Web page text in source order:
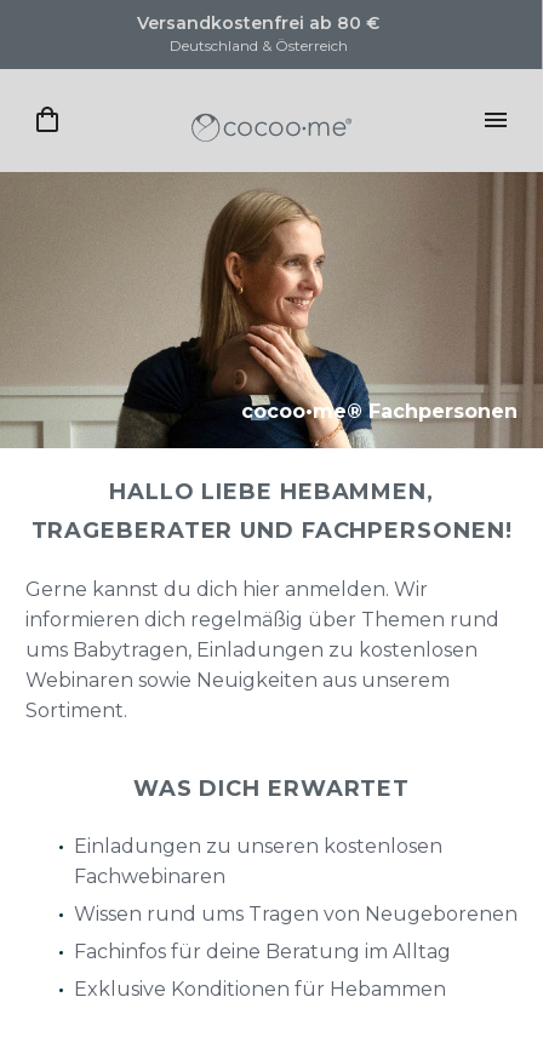
Versandkostenfrei ab 80 €
Deutschland & Österreich
cocoo•me® Fachpersonen
HALLO LIEBE HEBAMMEN,
TRAGEBERATER UND FACHPERSONEN!
Gerne kannst du dich hier anmelden. Wir
informieren dich regelmäßig über Themen rund
ums Babytragen, Einladungen zu kostenlosen
Webinaren sowie Neuigkeiten aus unserem
Sortiment.
WAS DICH ERWARTET
Einladungen zu unseren kostenlosen
Fachwebinaren
Wissen rund ums Tragen von Neugeborenen
Fachinfos für deine Beratung im Alltag
Exklusive Konditionen für Hebammen